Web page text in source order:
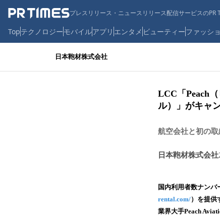
プレスリリース・ニュースリリース配信サービスのPR
Topテクノロジーモバイルアプリ エンタメ ビューティーファッシ
日本鞄材株式会社
LCC「Peach
ル）」がキャ
航空会社と初の
日本鞄材株式会社
国内利用者数ナン
rental.com/）を提供
業界大手Peach